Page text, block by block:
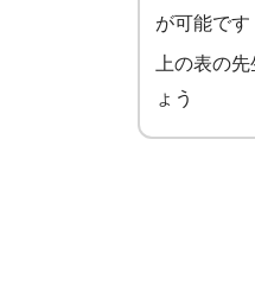
・徳島市｜
・徳島市｜
が可能です
上の表の
ょう